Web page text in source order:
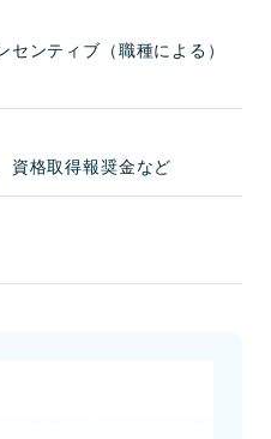
ンティブ（職種による）
資格取得報奨金など